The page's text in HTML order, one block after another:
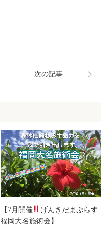
次の記事
【7月開催
げんきだまぷらす
福岡大名施術会】